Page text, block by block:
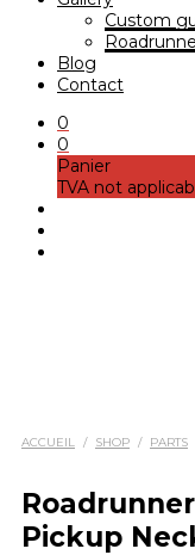
Custom
Blog
Contact
0
0
Panier
TVA not
ACCUEIL / SHOP / PARTS
Pickup